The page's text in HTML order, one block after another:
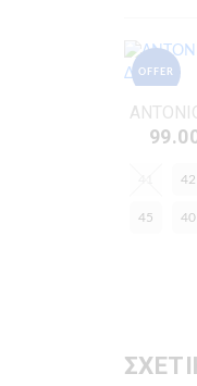
OFFER
42
45 40